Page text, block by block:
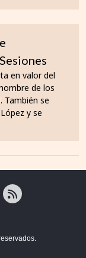
en valor del
de los
También se
y se